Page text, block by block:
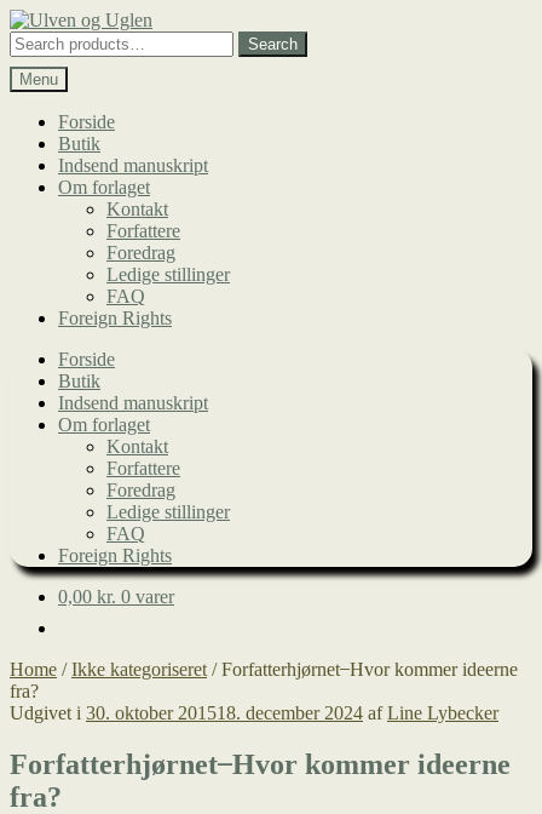
Spring
til
navigation
Spring
til
indhold
Search
for:
Search
Menu
Forside
Butik
Indsend manuskript
Om forlaget
Kontakt
Forfattere
Foredrag
Ledige stillinger
FAQ
Foreign Rights
Forside
Butik
Indsend manuskript
Om forlaget
Kontakt
Forfattere
Foredrag
Ledige stillinger
FAQ
Foreign Rights
0,00 kr. 0 varer
Home /Ikke kategoriseret /Forfatterhjørnet ̶ Hvor kommer ideerne
fra?
Udgivet i 30. oktober 201518. december 2024 afLine Lybecker
Forfatterhjørnet ̶ Hvor kommer ideerne
fra?